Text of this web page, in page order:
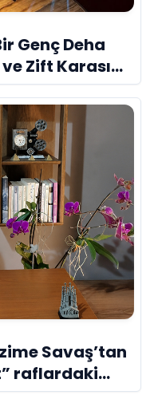
Genç Deha
Zift Karası
Savaş’tan
raflardaki